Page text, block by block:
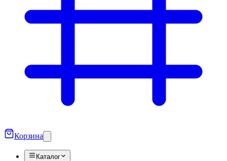
Корзина
Каталог